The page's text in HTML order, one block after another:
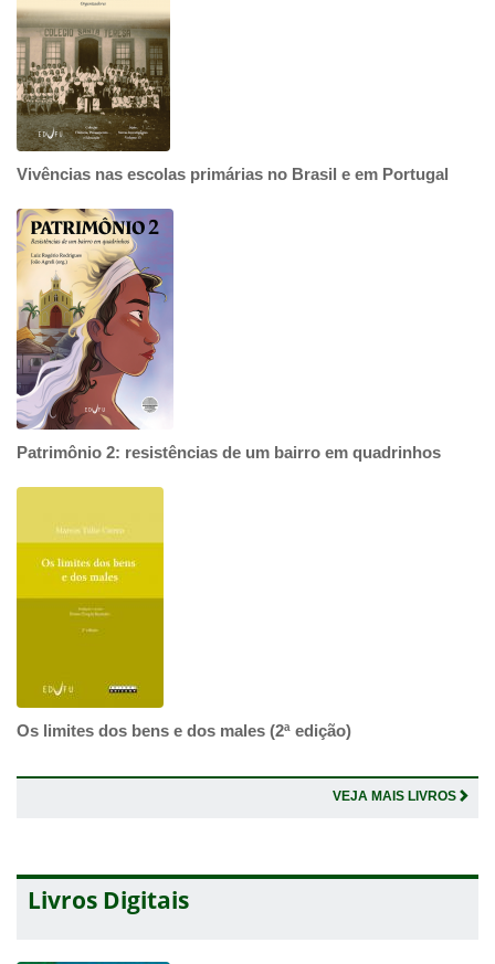
Vivências nas escolas primárias no Brasil e em Portugal
Patrimônio 2: resistências de um bairro em quadrinhos
Os limites dos bens e dos males (2ª edição)
VEJA MAIS LIVROS
Livros Digitais